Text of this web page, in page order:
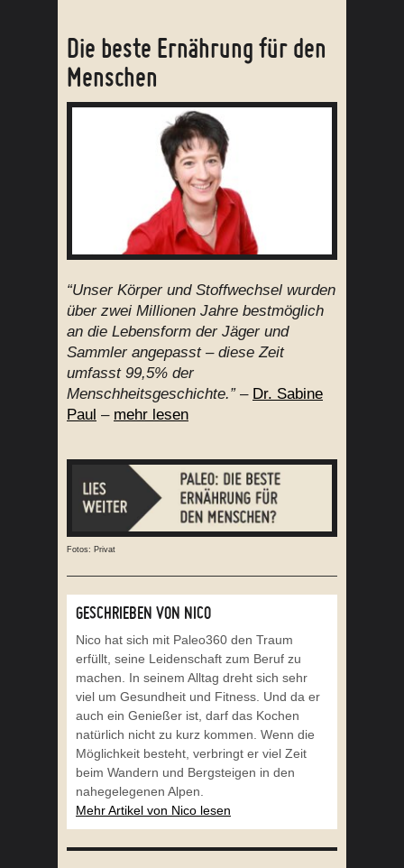
Die beste Ernährung für den
Menschen
“Unser Körper und Stoffwechsel wurden
über zwei Millionen Jahre bestmöglich
an die Lebensform der Jäger und
Sammler angepasst – diese Zeit
umfasst 99,5% der
Menschheitsgeschichte.”– Dr. Sabine
Paul – mehr lesen
Fotos: Privat
GESCHRIEBEN VON NICO
Nico hat sich mit Paleo360 den Traum
erfüllt, seine Leidenschaft zum Beruf zu
machen. In seinem Alltag dreht sich sehr
viel um Gesundheit und Fitness. Und da er
auch ein Genießer ist, darf das Kochen
natürlich nicht zu kurz kommen. Wenn die
Möglichkeit besteht, verbringt er viel Zeit
beim Wandern und Bergsteigen in den
nahegelegenen Alpen.
Mehr Artikel von Nico lesen